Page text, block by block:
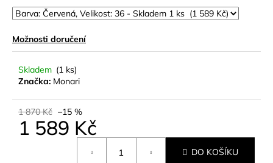
Možnosti doručení
Skladem (1 ks)
Značka: Monari
1 870 Kč –15 %
1 589 Kč
DO KOŠÍKU
HLEDAT
D
o
o